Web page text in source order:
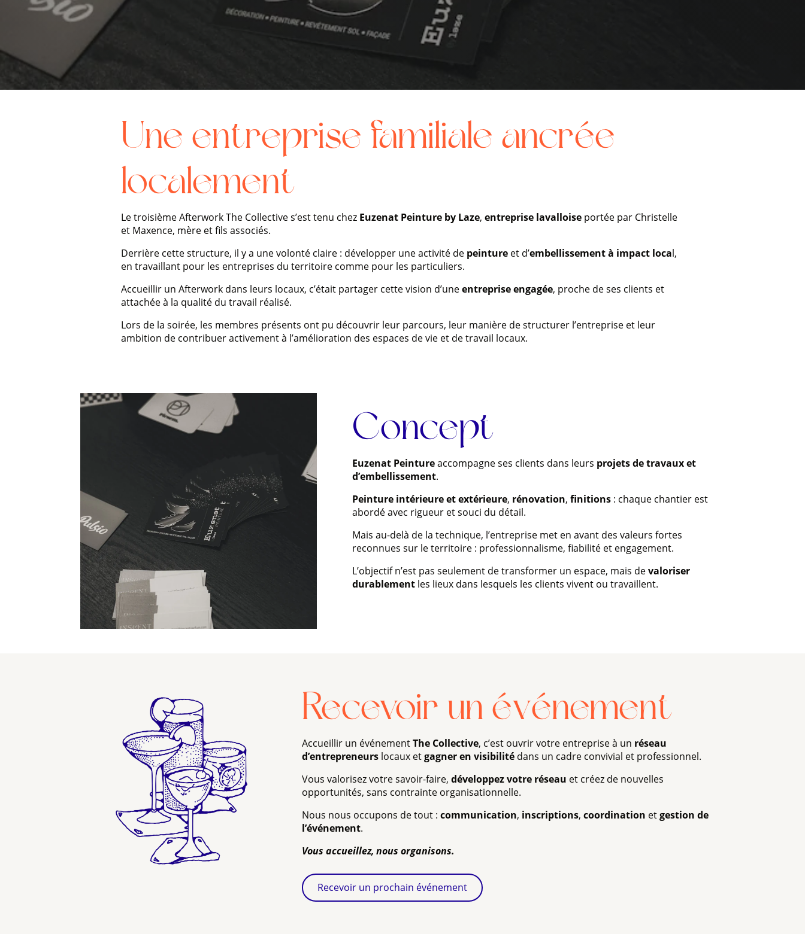
Une entreprise familiale ancrée
localement
Le troisième Afterwork The Collective s’est tenu chez Euzenat Peinture by Laze, entreprise lavalloise portée par Christelle
et Maxence, mère et fils associés.
Derrière cette structure, il y a une volonté claire : développer une activité de peinture et d’embellissement à impact local,
en travaillant pour les entreprises du territoire comme pour les particuliers.
Accueillir un Afterwork dans leurs locaux, c’était partager cette vision d’uneentreprise engagée, proche de ses clients et
attachée à la qualité du travail réalisé.
Lors de la soirée, les membres présents ont pu découvrir leur parcours, leur manière de structurer l’entreprise et leur
ambition de contribuer activement à l’amélioration des espaces de vie et de travail locaux.
Concept
Euzenat Peintureaccompagne ses clients dans leurs projets de travaux et
d’embellissement.
Peinture intérieure et extérieure, rénovation,finitions : chaque chantier est
abordé avec rigueur et souci du détail.
Mais au-delà de la technique, l’entreprise met en avant des valeurs fortes
reconnues sur le territoire : professionnalisme, fiabilité et engagement.
L’objectif n’est pas seulement de transformer un espace, mais devaloriser
durablement les lieux dans lesquels les clients vivent ou travaillent.
Recevoir un événement
Accueillir un événementThe Collective, c’est ouvrir votre entreprise à un réseau
d’entrepreneurslocaux etgagner en visibilitédans un cadre convivial et professionnel.
Vous valorisez votre savoir-faire, développez votre réseau et créez de nouvelles
opportunités, sans contrainte organisationnelle.
Nous nous occupons de tout : communication, inscriptions, coordination etgestion de
l’événement.
Vous accueillez, nous organisons.
Recevoir un prochain événement